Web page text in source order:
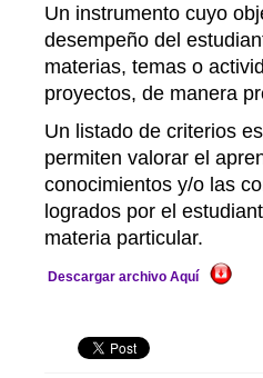
Un instrumento cuyo
desempeño del
materias, temas o
proyectos, de manera
Un listado de criterios
permiten valorar el
conocimientos y/o las
logrados por el
materia particular.
Descargar archivo Aquí